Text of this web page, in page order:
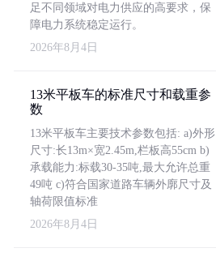
足不同领域对电力供应的高要求，保
障电力系统稳定运行。
2026年8月4日
13米平板车的标准尺寸和载重参
数
13米平板车主要技术参数包括: a)外形
尺寸:长13m×宽2.45m,栏板高55cm b)
承载能力:标载30-35吨,最大允许总重
49吨 c)符合国家道路车辆外廓尺寸及
轴荷限值标准
2026年8月4日